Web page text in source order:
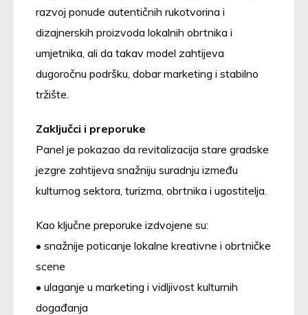
razvoj ponude autentičnih rukotvorina i
dizajnerskih proizvoda lokalnih obrtnika i
umjetnika, ali da takav model zahtijeva
dugoročnu podršku, dobar marketing i stabilno
tržište.
Zaključci i preporuke
Panel je pokazao da revitalizacija stare gradske
jezgre zahtijeva snažniju suradnju između
kulturnog sektora, turizma, obrtnika i ugostitelja.
Kao ključne preporuke izdvojene su:
• snažnije poticanje lokalne kreativne i obrtničke
scene
• ulaganje u marketing i vidljivost kulturnih
događanja